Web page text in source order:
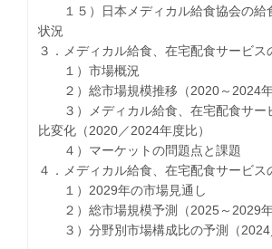
１５）日本メディカル給食協会の給
状況
３．メディカル給食、在宅配食サービス
１）市場概況
２）総市場規模推移（2020～2024年
３）メディカル給食、在宅配食サー
比変化（2020／2024年度比）
４）マーケットの問題点と課題
４．メディカル給食、在宅配食サービス
１）2029年の市場見通し
２）総市場規模予測（2025～2029年
３）分野別市場構成比の予測（2024